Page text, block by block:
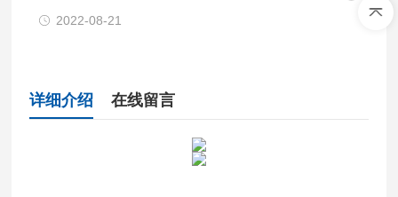
2022-08-21
详细介绍 在线留言